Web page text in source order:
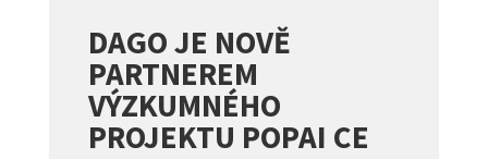
DAGO JE NOVĚ
PARTNEREM
VÝZKUMNÉHO
PROJEKTU POPAI CE